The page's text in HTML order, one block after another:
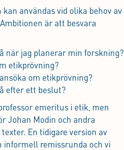
användas vid olika behov av
är att besvara
när jag planerar min forskning?
etikprövning?
om etikprövning?
efter ett beslut?
emeritus i etik, men
Johan Modin och andra
En tidigare version av
informell remissrunda och vi